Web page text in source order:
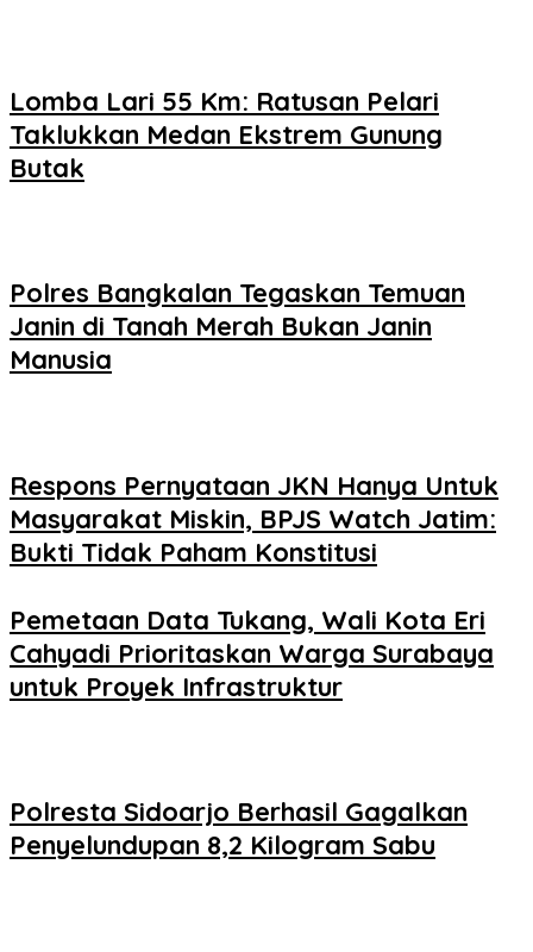
Lomba Lari 55 Km: Ratusan Pelari
Taklukkan Medan Ekstrem Gunung
Butak
Polres Bangkalan Tegaskan Temuan
Janin di Tanah Merah Bukan Janin
Manusia
Respons Pernyataan JKN Hanya Untuk
Masyarakat Miskin, BPJS Watch Jatim:
Bukti Tidak Paham Konstitusi
Pemetaan Data Tukang, Wali Kota Eri
Cahyadi Prioritaskan Warga Surabaya
untuk Proyek Infrastruktur
Polresta Sidoarjo Berhasil Gagalkan
Penyelundupan 8,2 Kilogram Sabu